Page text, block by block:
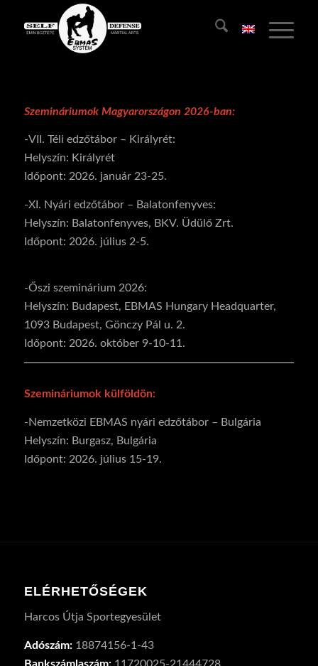
Szemináriumok Magyarországon 2026-ban:
-VII. Téli edzőtábor – Királyrét:
Helyszín: Királyrét
Időpont: 2026. január 23-25.
-XI. Nyári edzőtábor – Balatonfenyves:
Helyszín: Balatonfenyves, BKV. Üdülő Zrt.
Időpont: 2026. július 2-5.
-Őszi szeminárium 2026:
Helyszín: Budapest, EBMAS Hungary Headquarter,
1093 Budapest, Gönczy Pál u. 2.
Időpont: 2026. október 9-10-11.
Szemináriumok külföldön:
-Nemzetközi EBMAS nyári edzőtábor – Bulgária
Helyszín: Burgasz, Bulgária
Időpont: 2026. július 15-19.
ELÉRHETŐSÉGEK
Harcos Útja Sportegyesület
Adószám:18874156-1-43